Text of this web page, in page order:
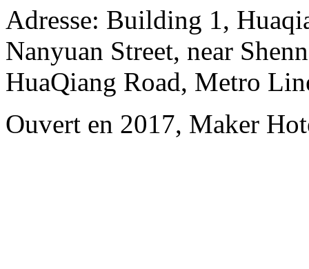
Adresse: Building 1,
Nanyuan Street, near
HuaQiang Road, Metro
Ouvert en 2017, Maker